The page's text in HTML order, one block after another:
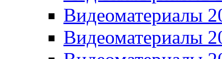
Видеоматериалы
Видеоматериалы